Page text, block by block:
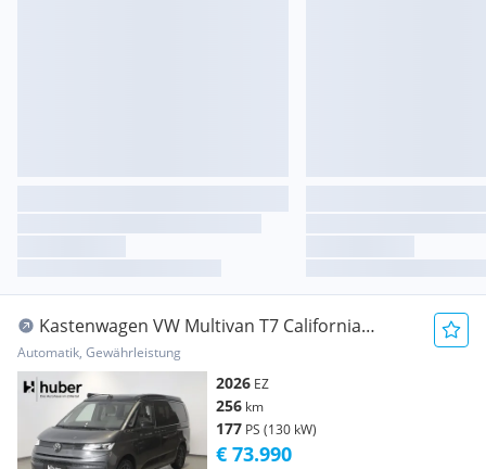
Kastenwagen VW Multivan T7 California
eHyb...
Automatik, Gewährleistung
2026 EZ
256 km
177 PS (130 kW)
€ 73.990